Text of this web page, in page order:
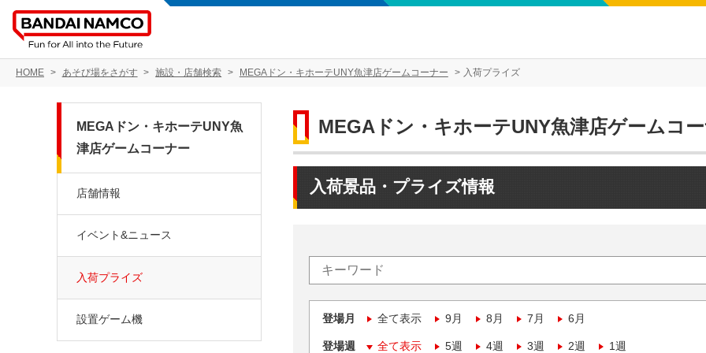
HOME あそび場をさがす 施設・店舗検索 MEGAドン・キホーテUNY魚津店ゲームコーナー 入荷プライズ
MEGAドン・キホーテUNY魚津店ゲームコ
入荷景品・プライズ情報
登場月 全て表示 9月 8月 7月 6月
登場週 全て表示 5週 4週 3週 2週 1週
MEGAドン・キホーテUNY魚
津店ゲームコーナー
店舗情報
イベント&ニュース
入荷プライズ
設置ゲーム機